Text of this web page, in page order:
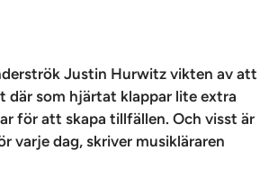
Justin Hurwitz vikten av att
där som hjärtat klappar lite extra
för att skapa tillfällen. Och visst är
varje dag, skriver musikläraren